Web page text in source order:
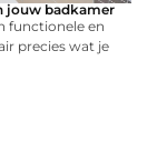
jouw badkamer
functionele en
precies wat je